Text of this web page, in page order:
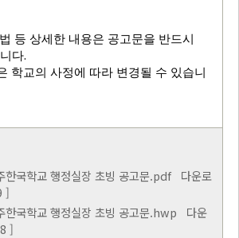
등 상세한 내용은 공고문을 반드시
다.
학교의 사정에 따라 변경될 수 있습니
한국학교 행정실장 초빙 공고문.pdf다운로
]
한국학교 행정실장 초빙 공고문.hwp 다운
]